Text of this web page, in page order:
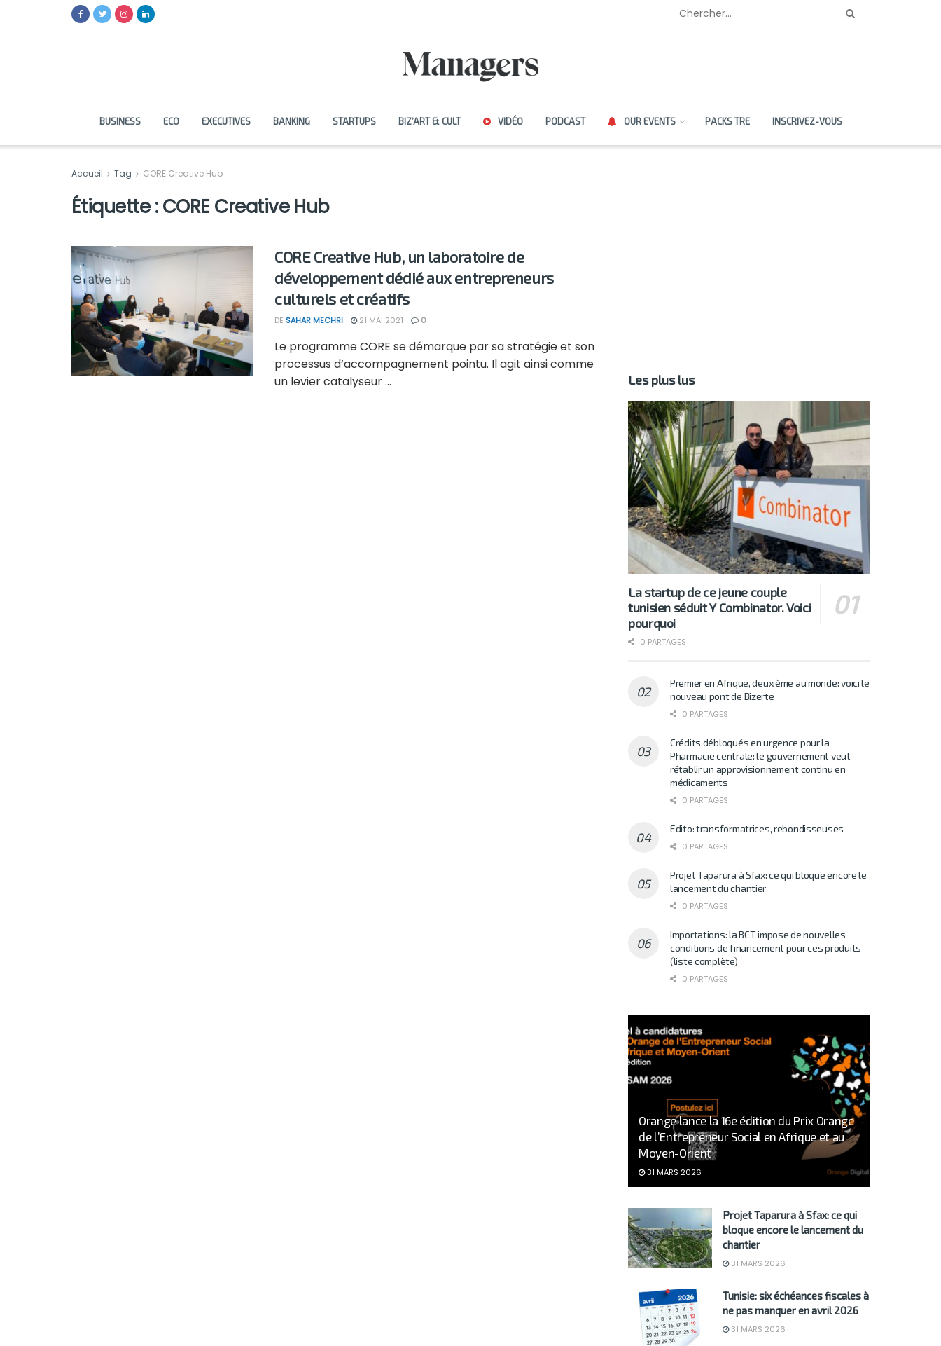
BUSINESS ECO EXECUTIVES BANKING STARTUPS BIZ’ART & CULT VIDÉO PODCAST OUR EVENTS PACKS TRE INSCRIVEZ-VOUS
Accueil Tag CORE Creative Hub
Étiquette :CORE Creative Hub
CORE Creative Hub, un laboratoire de
développement dédié aux entrepreneurs
culturels et créatifs
DE SAHAR MECHRI 21 MAI 2021 0
Le programme CORE se démarque par sa stratégie et son
processus d’accompagnement pointu. Il agit ainsi comme
un levier catalyseur ...
Les plus lus
La startup de ce jeune couple
tunisien séduit Y Combinator. Voici
pourquoi
0 PARTAGES
Premier en Afrique, deuxième au monde: voici le
nouveau pont de Bizerte
0 PARTAGES
Crédits débloqués en urgence pour la
Pharmacie centrale: le gouvernement veut
rétablir un approvisionnement continu en
médicaments
0 PARTAGES
Edito: transformatrices, rebondisseuses
0 PARTAGES
Projet Taparura à Sfax: ce qui bloque encore le
lancement du chantier
0 PARTAGES
Importations: la BCT impose de nouvelles
conditions de financement pour ces produits
(liste complète)
0 PARTAGES
Orange lance la 16e édition du Prix Orange
de l’Entrepreneur Social en Afrique et au
Moyen-Orient
31 MARS 2026
Projet Taparura à Sfax: ce qui
bloque encore le lancement du
chantier
31 MARS 2026
Tunisie: six échéances fiscales à
ne pas manquer en avril 2026
31 MARS 2026